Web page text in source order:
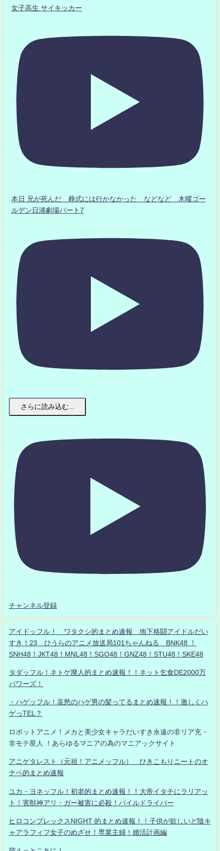
女子高生 サイキッカー
本日 兄が死んだ 葬式には行かなかった などなど 木曜ゴー
ルデン日浦劇場パート7
さらに読み込む...
チャンネル登録
アイドッフル！ ワタクシ的まとめ速報 地下格闘アイドルだい
すき！23 ひうらのアニメ放送局101ちゃんねる BNK48 ！
SNH48！JKT48！MNL48！SGO48！GNZ48！STU48！SKE48
タダッフル！ネトゲ廃人的まとめ速報！！ネット乞食DE2000万
パワーズ！
・ハゲッフル！哀愁のハゲ男の髪ってるまとめ速報！！激しくハ
ゲっTEL？
ロボットアニメ！メカと美少女キャラだいすき永遠の非リア充・
非モテ星人 ！あらゆるマニアの為のマニアックサイト
アニゲタレスト（元祖！アニメッフル） ひきこもりニートのオ
ナベ的まとめ速報
ユカ・ヨネッフル！初老的まとめ速報！！大帝イタチにラリアッ
ト！害獣神アリ・ガー被害に必殺！パイルドライバー
ヒロコンプレックスNIGHT 的まとめ速報！！子供が欲しいど陰キ
ャアラフィフ女子のめざせ！専業主婦！婚活計画編